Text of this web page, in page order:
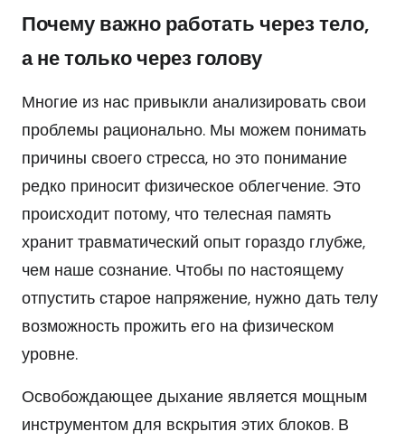
Почему важно работать через тело,
а не только через голову
Многие из нас привыкли анализировать свои
проблемы рационально. Мы можем понимать
причины своего стресса, но это понимание
редко приносит физическое облегчение. Это
происходит потому, что телесная память
хранит травматический опыт гораздо глубже,
чем наше сознание. Чтобы по настоящему
отпустить старое напряжение, нужно дать телу
возможность прожить его на физическом
уровне.
Освобождающее дыхание является мощным
инструментом для вскрытия этих блоков. В